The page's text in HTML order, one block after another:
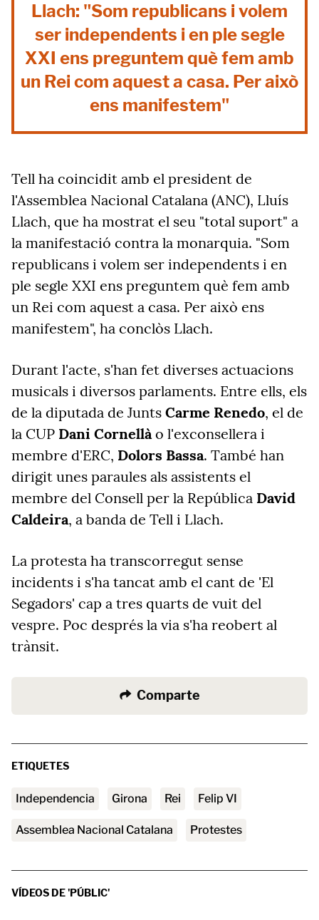
Llach: "Som republicans i volem
ser independents i en ple segle
XXI ens preguntem què fem amb
un Rei com aquest a casa. Per això
ens manifestem"
Tell ha coincidit amb el president de
l'Assemblea Nacional Catalana (ANC), Lluís
Llach, que ha mostrat el seu "total suport" a
la manifestació contra la monarquia. "Som
republicans i volem ser independents i en
ple segle XXI ens preguntem què fem amb
un Rei com aquest a casa. Per això ens
manifestem", ha conclòs Llach.
Durant l'acte, s'han fet diverses actuacions
musicals i diversos parlaments. Entre ells, els
de la diputada de Junts Carme Renedo, el de
la CUP Dani Cornellào l'exconsellera i
membre d'ERC, Dolors Bassa. També han
dirigit unes paraules als assistents el
membre del Consell per la República David
Caldeira, a banda de Tell i Llach.
La protesta ha transcorregut sense
incidents i s'ha tancat amb el cant de 'El
Segadors' cap a tres quarts de vuit del
vespre. Poc després la via s'ha reobert al
trànsit.
Comparte
ETIQUETES
independencia Girona rei Felip VI
Assemblea Nacional Catalana protestes
VÍDEOS DE 'PÚBLIC'